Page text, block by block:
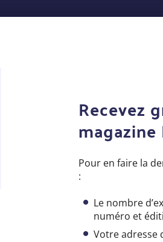
Recevez
Pour en faire la
:
Le nombre
numéro et
Votre adresse